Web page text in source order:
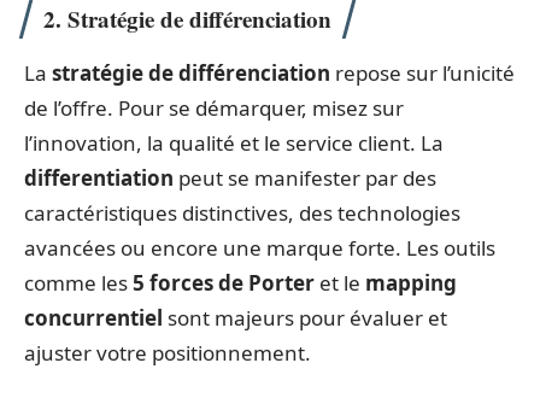
2. Stratégie de différenciation
La stratégie de différenciation repose sur l’unicité
de l’offre. Pour se démarquer, misez sur
l’innovation, la qualité et le service client. La
differentiation peut se manifester par des
caractéristiques distinctives, des technologies
avancées ou encore une marque forte. Les outils
comme les5 forces de Porter et le mapping
concurrentiel sont majeurs pour évaluer et
ajuster votre positionnement.